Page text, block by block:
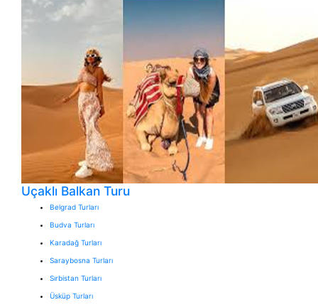
Uçaklı Balkan Turu
Belgrad Turları
Budva Turları
Karadağ Turları
Saraybosna Turları
Sırbistan Turları
Üsküp Turları